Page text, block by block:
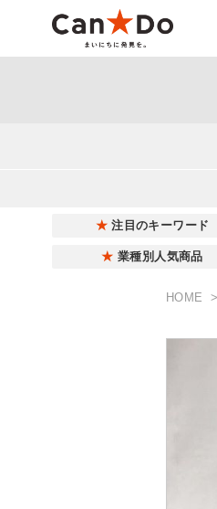
注目のキーワード
業種別人気商品
HOME